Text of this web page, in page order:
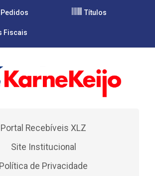
Títulos
Fiscais
Portal Recebíveis XLZ
Site Institucional
Política de Privacidade